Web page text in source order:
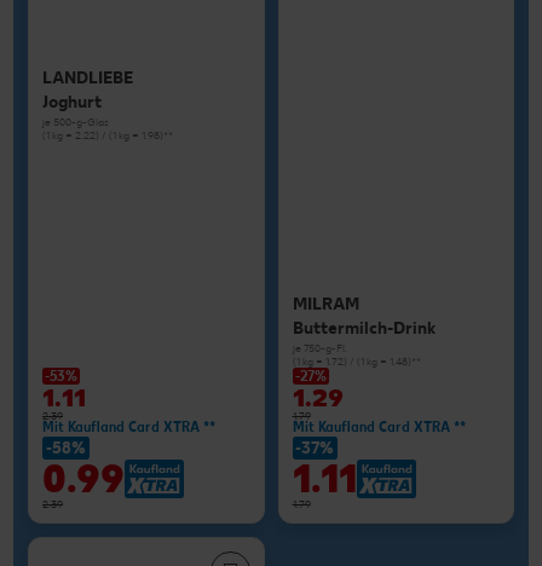
LANDLIEBE
Joghurt
je 500-g-Glas
(1 kg = 2.22) / (1 kg = 1.98)**
-53%
1.11
2.39
Mit Kaufland Card XTRA **
-58%
0.99
2.39
MILRAM
Buttermilch-Drink
je 750-g-Fl.
(1 kg = 1.72) / (1 kg = 1.48)**
-27%
1.29
1.79
Mit Kaufland Card XTRA **
-37%
1.11
1.79